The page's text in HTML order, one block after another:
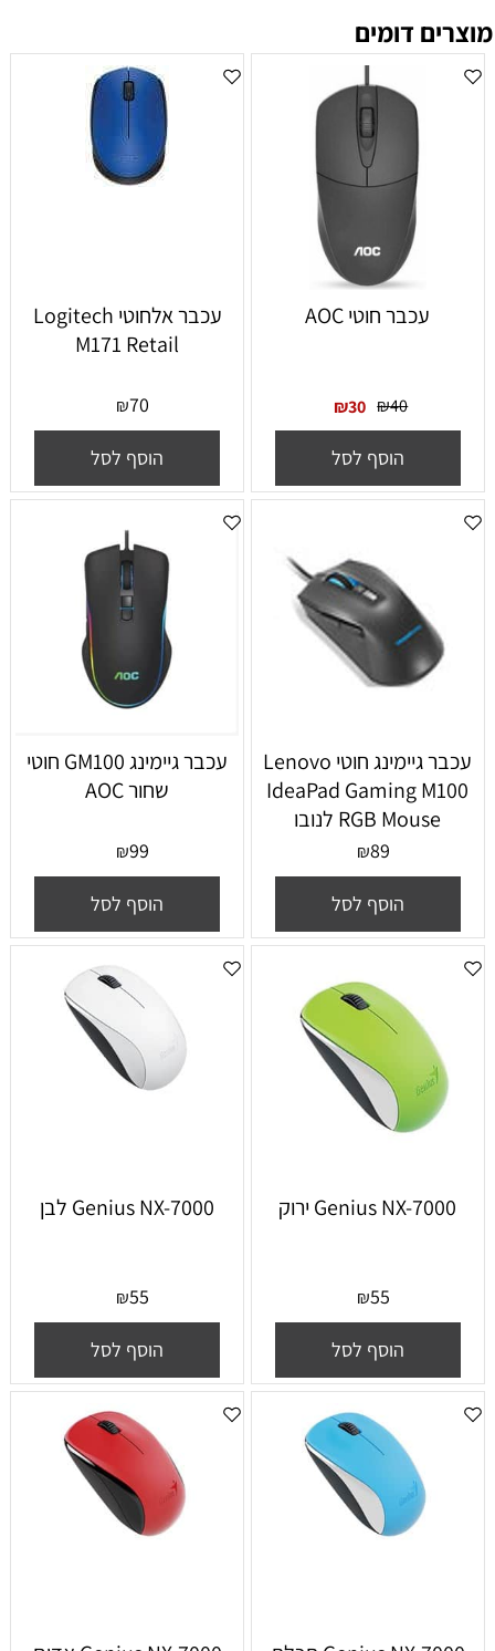
מוצרים דומים
עכבר חוטי AOC
₪40
₪30
הוסף לסל
עכבר אלחוטי Logitech
M171 Retail
₪70
הוסף לסל
‏עכבר גיימינג ‏חוטי Lenovo
IdeaPad Gaming M100
RGB Mouse לנובו
₪89
הוסף לסל
עכבר גיימינג GM100 חוטי
שחור AOC
₪99
הוסף לסל
Genius NX-7000 ירוק
₪55
הוסף לסל
Genius NX-7000 לבן
₪55
הוסף לסל